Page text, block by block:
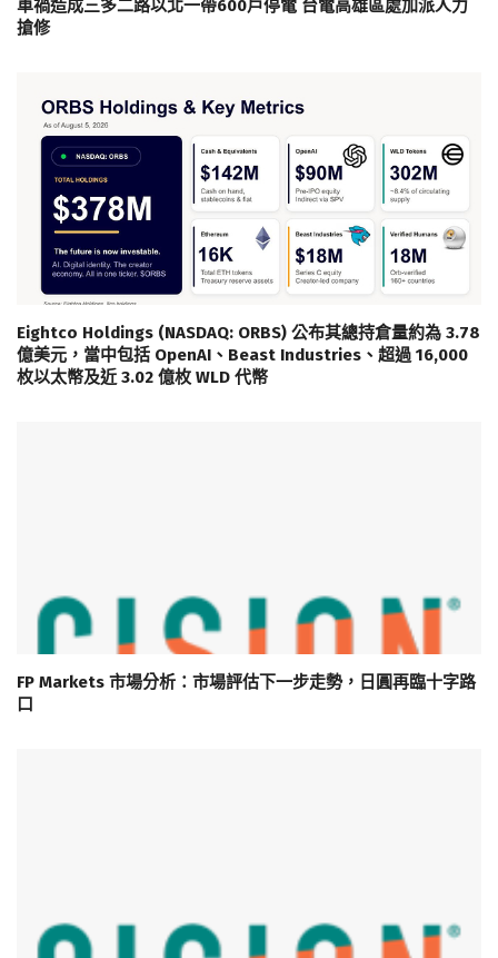
車禍造成三多二路以北一帶600戶停電 台電高雄區處加派人力
搶修
Eightco Holdings (NASDAQ: ORBS) 公布其總持倉量約為 3.78
億美元，當中包括 OpenAI、Beast Industries、超過 16,000
枚以太幣及近 3.02 億枚 WLD 代幣
FP Markets 市場分析：市場評估下一步走勢，日圓再臨十字路
口